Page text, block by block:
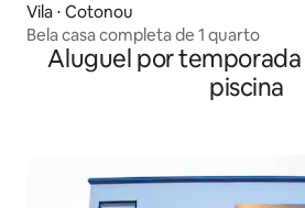
Vila ⋅ Cotonou
Bela casa completa de 1 quarto
Aluguel por temporada
piscina